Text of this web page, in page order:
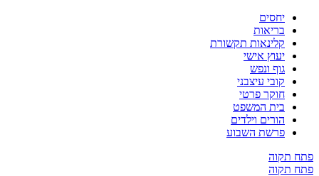
יחסים
בריאות
קלינאות תקשורת
יעוץ אישי
גוף ונפש
קובי עיצבני
חוקר פרטי
בית המשפט
הורים וילדים
פרשת השבוע
תקוה
תקוה